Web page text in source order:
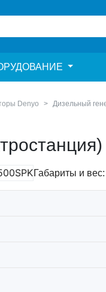
Denyo Дизельный
Габариты и вес: